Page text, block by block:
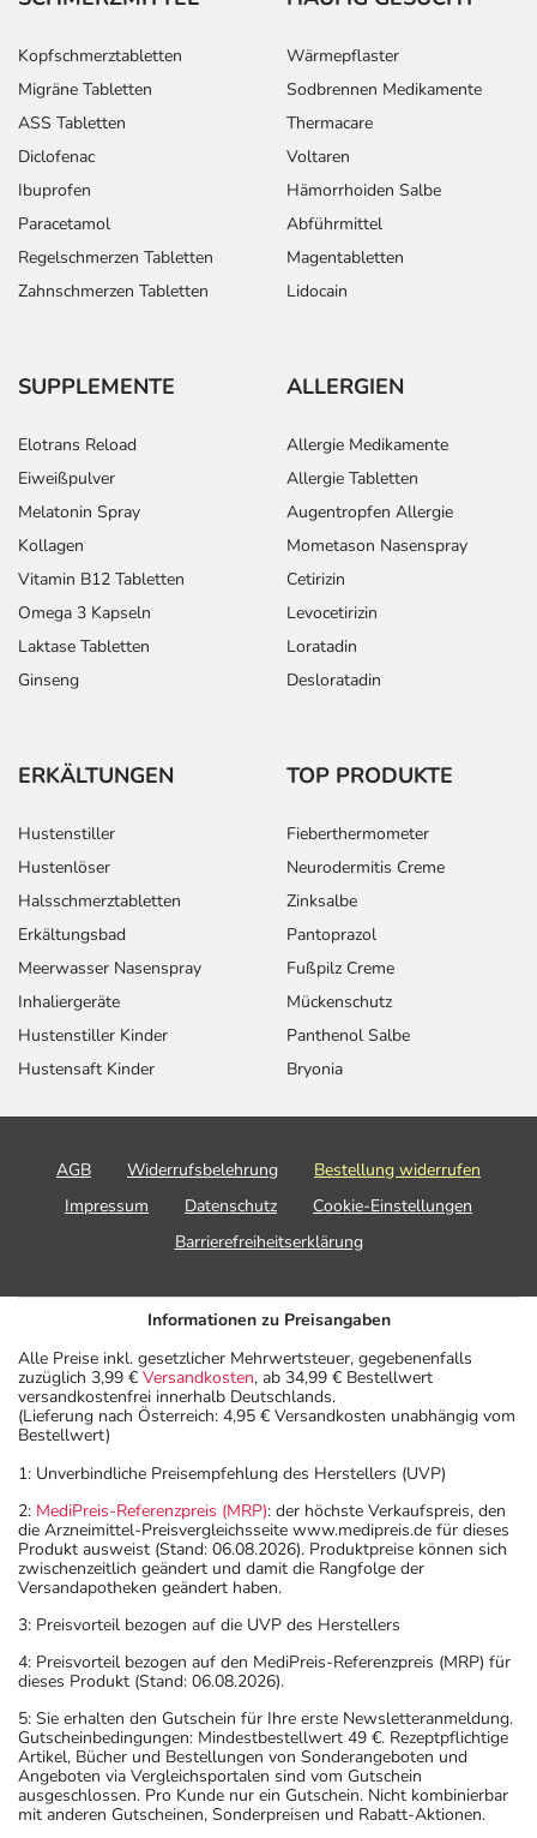
Kopfschmerztabletten
Migräne Tabletten
ASS Tabletten
Diclofenac
Ibuprofen
Paracetamol
Regelschmerzen Tabletten
Zahnschmerzen Tabletten
Wärmepflaster
Sodbrennen Medikamente
Thermacare
Voltaren
Hämorrhoiden Salbe
Abführmittel
Magentabletten
Lidocain
SUPPLEMENTE
Elotrans Reload
Eiweißpulver
Melatonin Spray
Kollagen
Vitamin B12 Tabletten
Omega 3 Kapseln
Laktase Tabletten
Ginseng
ALLERGIEN
Allergie Medikamente
Allergie Tabletten
Augentropfen Allergie
Mometason Nasenspray
Cetirizin
Levocetirizin
Loratadin
Desloratadin
ERKÄLTUNGEN
Hustenstiller
Hustenlöser
Halsschmerztabletten
Erkältungsbad
Meerwasser Nasenspray
Inhaliergeräte
Hustenstiller Kinder
Hustensaft Kinder
TOP PRODUKTE
Fieberthermometer
Neurodermitis Creme
Zinksalbe
Pantoprazol
Fußpilz Creme
Mückenschutz
Panthenol Salbe
Bryonia
AGB Widerrufsbelehrung
Bestellung widerrufen
Impressum
Datenschutz
Cookie-Einstellungen
Barrierefreiheitserklärung
Informationen zu Preisangaben
Alle Preise inkl. gesetzlicher Mehrwertsteuer, gegebenenfalls
zuzüglich 3,99 € Versandkosten, ab 34,99 € Bestellwert
versandkostenfrei innerhalb Deutschlands.
(Lieferung nach Österreich: 4,95 € Versandkosten unabhängig vom
Bestellwert)
1: Unverbindliche Preisempfehlung des Herstellers (UVP)
2: MediPreis-Referenzpreis (MRP): der höchste Verkaufspreis, den
die Arzneimittel-Preisvergleichsseite www.medipreis.de für dieses
Produkt ausweist (Stand: 06.08.2026). Produktpreise können sich
zwischenzeitlich geändert und damit die Rangfolge der
Versandapotheken geändert haben.
3: Preisvorteil bezogen auf die UVP des Herstellers
4: Preisvorteil bezogen auf den MediPreis-Referenzpreis (MRP) für
dieses Produkt (Stand: 06.08.2026).
5: Sie erhalten den Gutschein für Ihre erste Newsletteranmeldung.
Gutscheinbedingungen: Mindestbestellwert 49 €. Rezeptpflichtige
Artikel, Bücher und Bestellungen von Sonderangeboten und
Angeboten via Vergleichsportalen sind vom Gutschein
ausgeschlossen. Pro Kunde nur ein Gutschein. Nicht kombinierbar
mit anderen Gutscheinen, Sonderpreisen und Rabatt-Aktionen.